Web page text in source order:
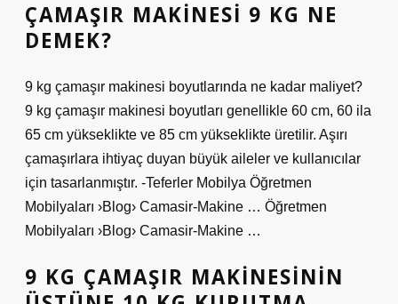
ÇAMAŞIR MAKINESI 9 KG NE
DEMEK?
9 kg çamaşır makinesi boyutlarında ne kadar maliyet?
9 kg çamaşır makinesi boyutları genellikle 60 cm, 60 ila
65 cm yükseklikte ve 85 cm yükseklikte üretilir. Aşırı
çamaşırlara ihtiyaç duyan büyük aileler ve kullanıcılar
için tasarlanmıştır. -Teferler Mobilya Öğretmen
Mobilyaları ›Blog› Camasir-Makine … Öğretmen
Mobilyaları ›Blog› Camasir-Makine …
9 KG ÇAMAŞIR MAKINESININ